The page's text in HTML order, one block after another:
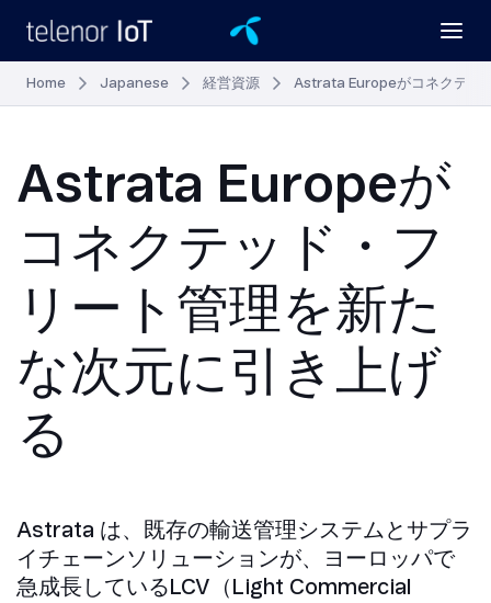
Home Japanese 経営資源 Astrata Europeがコネクテッ
Astrata Europeが
コネクテッド・フ
リート管理を新た
な次元に引き上げ
る
Astrata は、既存の輸送管理システムとサプラ
イチェーンソリューションが、ヨーロッパで
急成長しているLCV（Light Commercial